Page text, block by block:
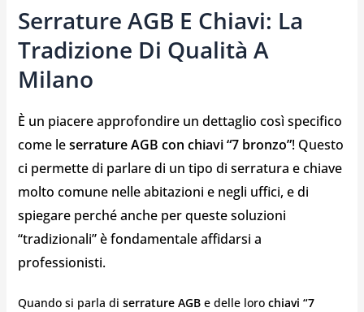
Serrature AGB E Chiavi: La
Tradizione Di Qualità A
Milano
È un piacere approfondire un dettaglio così specifico
come leserrature AGB con chiavi “7 bronzo”! Questo
ci permette di parlare di un tipo di serratura e chiave
molto comune nelle abitazioni e negli uffici, e di
spiegare perché anche per queste soluzioni
“tradizionali” è fondamentale affidarsi a
professionisti.
Quando si parla di serrature AGBe delle loro chiavi “7